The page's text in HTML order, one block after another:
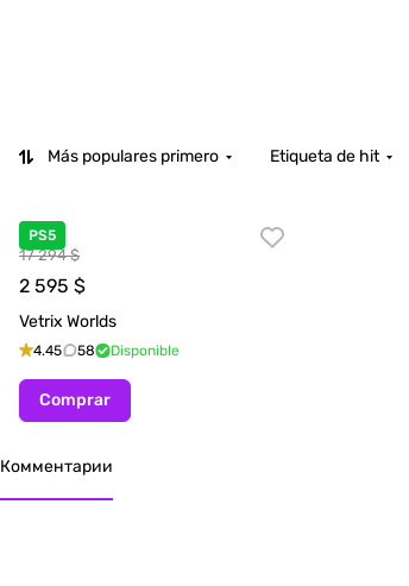
Más populares primero Etiqueta de hit
PS5
17 294 $
2 595 $
Vetrix Worlds
4.45 58 Disponible
Comprar
Комментарии